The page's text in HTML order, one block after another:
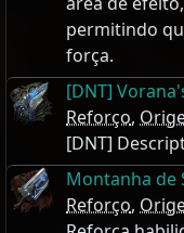
permitindo
força.
[DNT]
Reforço,
[DNT]
Montanha de
Reforço,